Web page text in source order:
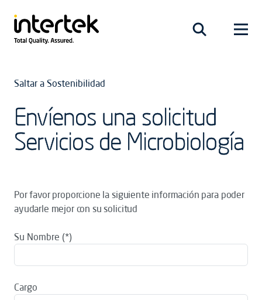
Saltar a Sostenibilidad
Envíenos una solicitud
Servicios de Microbiología
Por favor proporcione la siguiente información para poder
ayudarle mejor con su solicitud
Su Nombre
Cargo